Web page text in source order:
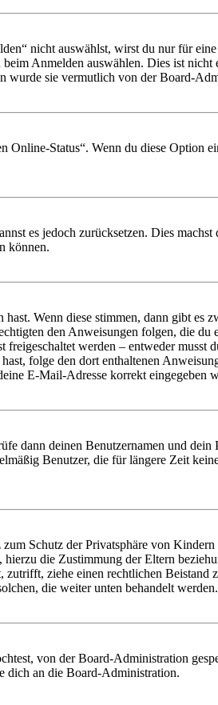
nicht auswählst, wirst du nur für
Anmelden auswählen. Dies ist
wurde sie vermutlich von der Board-
Status“. Wenn du diese Option
es jedoch zurücksetzen. Dies
können.
Wenn diese stimmen, dann gibt es
den Anweisungen folgen, die
werden – entweder musst
folge den dort enthaltenen
E-Mail-Adresse korrekt eingegeben
dann deinen Benutzernamen und
Benutzer, die für längere Zeit
Schutz der Privatsphäre von
die Zustimmung der Eltern
ziehe einen rechtlichen Beistand
die weiter unten behandelt werden.
von der Board-Administration
dich an die Board-Administration.